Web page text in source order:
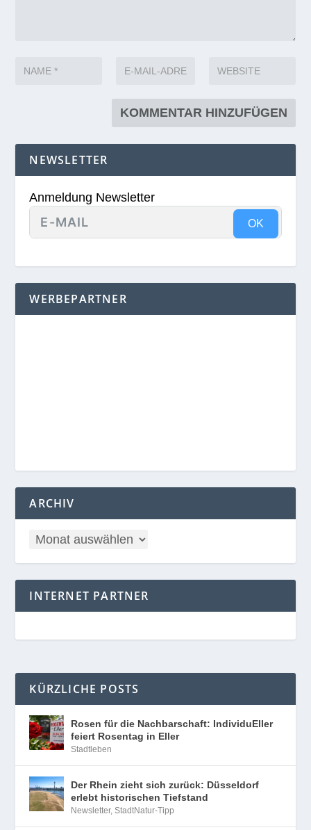
NEWSLETTER
Anmeldung Newsletter
OK
WERBEPARTNER
ARCHIV
INTERNET PARTNER
KÜRZLICHE POSTS
Rosen für die Nachbarschaft: IndividuEller
feiert Rosentag in Eller
Stadtleben
Der Rhein zieht sich zurück: Düsseldorf
erlebt historischen Tiefstand
Newsletter,StadtNatur-Tipp